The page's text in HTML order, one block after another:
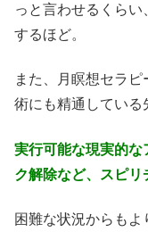
っと言わせるくら
するほど。
また、月瞑想セラ
術にも精通している
実行可能な現実的な
ク解除など、スピリ
困難な状況からも